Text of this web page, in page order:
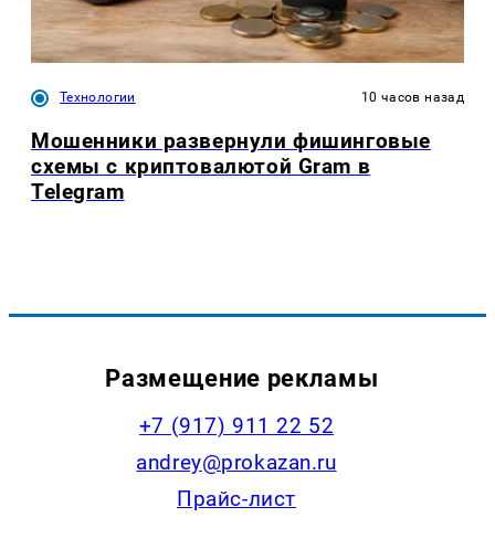
Технологии 10 часов назад
Мошенники развернули фишинговые
схемы с криптовалютой Gram в
Telegram
Размещение рекламы
+7 (917) 911 22 52
andrey@prokazan.ru
Прайс-лист